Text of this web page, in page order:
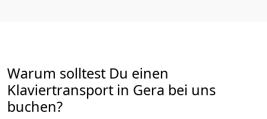
Warum solltest Du einen
Klaviertransport in Gera bei uns
buchen?